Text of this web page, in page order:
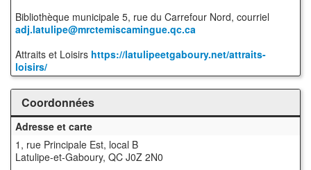
Bibliothèque municipale 5, rue du Carrefour Nord, courriel
adj.latulipe@mrctemiscamingue.qc.ca
Attraits et Loisirs https://latulipeetgaboury.net/attraits-
loisirs/
Coordonnées
Adresse et carte
1, rue Principale Est, local B
Latulipe-et-Gaboury, QC J0Z 2N0